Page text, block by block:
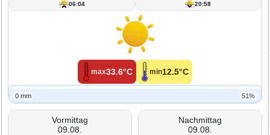
06:04 20:58
max33.6°C min12.5°C
0 mm 51%
Vormittag
09.08.
Nachmittag
09.08.